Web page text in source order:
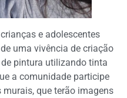
e adolescentes
uma vivência de criação
pintura utilizando tinta
a comunidade participe
que terão imagens